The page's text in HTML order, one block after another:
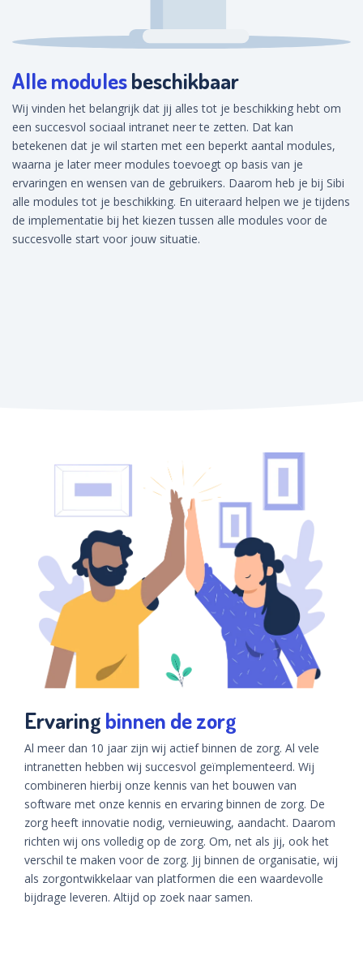
Alle modulesbeschikbaar
Wij vinden het belangrijk dat jij alles tot je beschikking hebt om
een succesvol sociaal intranet neer te zetten. Dat kan
betekenen dat je wil starten met een beperkt aantal modules,
waarna je later meer modules toevoegt op basis van je
ervaringen en wensen van de gebruikers. Daarom heb je bij Sibi
alle modules tot je beschikking. En uiteraard helpen we je tijdens
de implementatie bij het kiezen tussen alle modules voor de
succesvolle start voor jouw situatie.
Ervaring binnen de zorg
Al meer dan 10 jaar zijn wij actief binnen de zorg. Al vele
intranetten hebben wij succesvol geïmplementeerd. Wij
combineren hierbij onze kennis van het bouwen van
software met onze kennis en ervaring binnen de zorg. De
zorg heeft innovatie nodig, vernieuwing, aandacht. Daarom
richten wij ons volledig op de zorg. Om, net als jij, ook het
verschil te maken voor de zorg. Jij binnen de organisatie, wij
als zorgontwikkelaar van platformen die een waardevolle
bijdrage leveren. Altijd op zoek naar samen.